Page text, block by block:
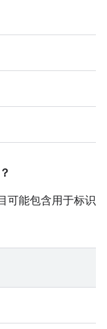
可能包含用于标识